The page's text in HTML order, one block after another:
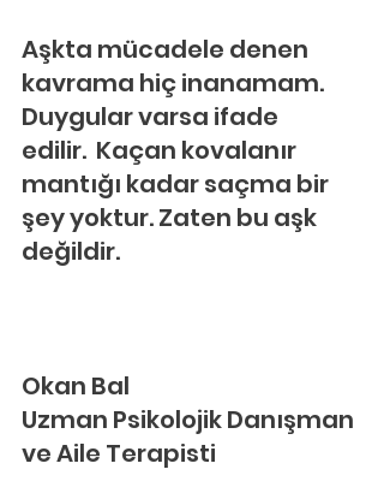
Aşkta mücadele denen
kavrama hiç inanamam.
Duygular varsa ifade
edilir.  Kaçan kovalanır
mantığı kadar saçma bir
şey yoktur. Zaten bu aşk
değildir.
Okan Bal
Uzman Psikolojik Danışman
ve Aile Terapisti